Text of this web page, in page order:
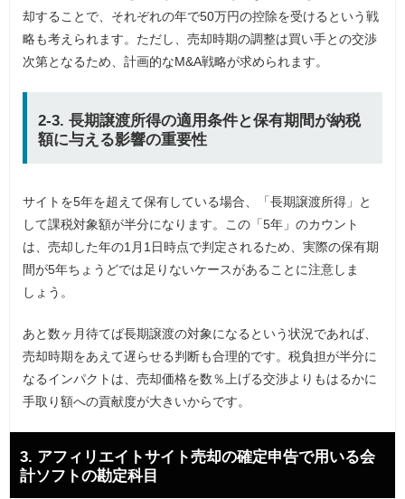
却することで、それぞれの年で50万円の控除を受けるという戦
略も考えられます。ただし、売却時期の調整は買い手との交渉
次第となるため、計画的なM&A戦略が求められます。
2-3. 長期譲渡所得の適用条件と保有期間が納税
額に与える影響の重要性
サイトを5年を超えて保有している場合、「長期譲渡所得」と
して課税対象額が半分になります。この「5年」のカウント
は、売却した年の1月1日時点で判定されるため、実際の保有期
間が5年ちょうどでは足りないケースがあることに注意しま
しょう。
あと数ヶ月待てば長期譲渡の対象になるという状況であれば、
売却時期をあえて遅らせる判断も合理的です。税負担が半分に
なるインパクトは、売却価格を数％上げる交渉よりもはるかに
手取り額への貢献度が大きいからです。
3. アフィリエイトサイト売却の確定申告で用いる会
計ソフトの勘定科目